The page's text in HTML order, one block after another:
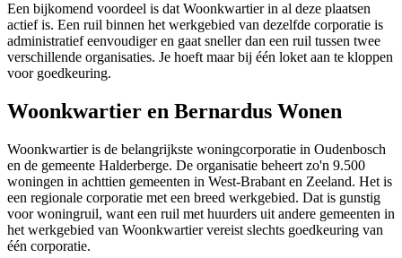
Een bijkomend voordeel is dat Woonkwartierin al deze plaatsen
actief is. Een ruil binnen het werkgebied van dezelfde corporatie is
administratief eenvoudiger en gaat sneller dan een ruil tussen twee
verschillende organisaties. Je hoeft maar bij één loket aan te kloppen
voor goedkeuring.
Woonkwartier en Bernardus Wonen
Woonkwartier is de belangrijkste woningcorporatie in Oudenbosch
en de gemeente Halderberge. De organisatie beheert zo'n 9.500
woningen in achttien gemeenten in West-Brabant en Zeeland. Het is
een regionale corporatie met een breed werkgebied. Dat is gunstig
voor woningruil, want een ruil met huurders uit andere gemeenten in
het werkgebied van Woonkwartier vereist slechts goedkeuring van
één corporatie.